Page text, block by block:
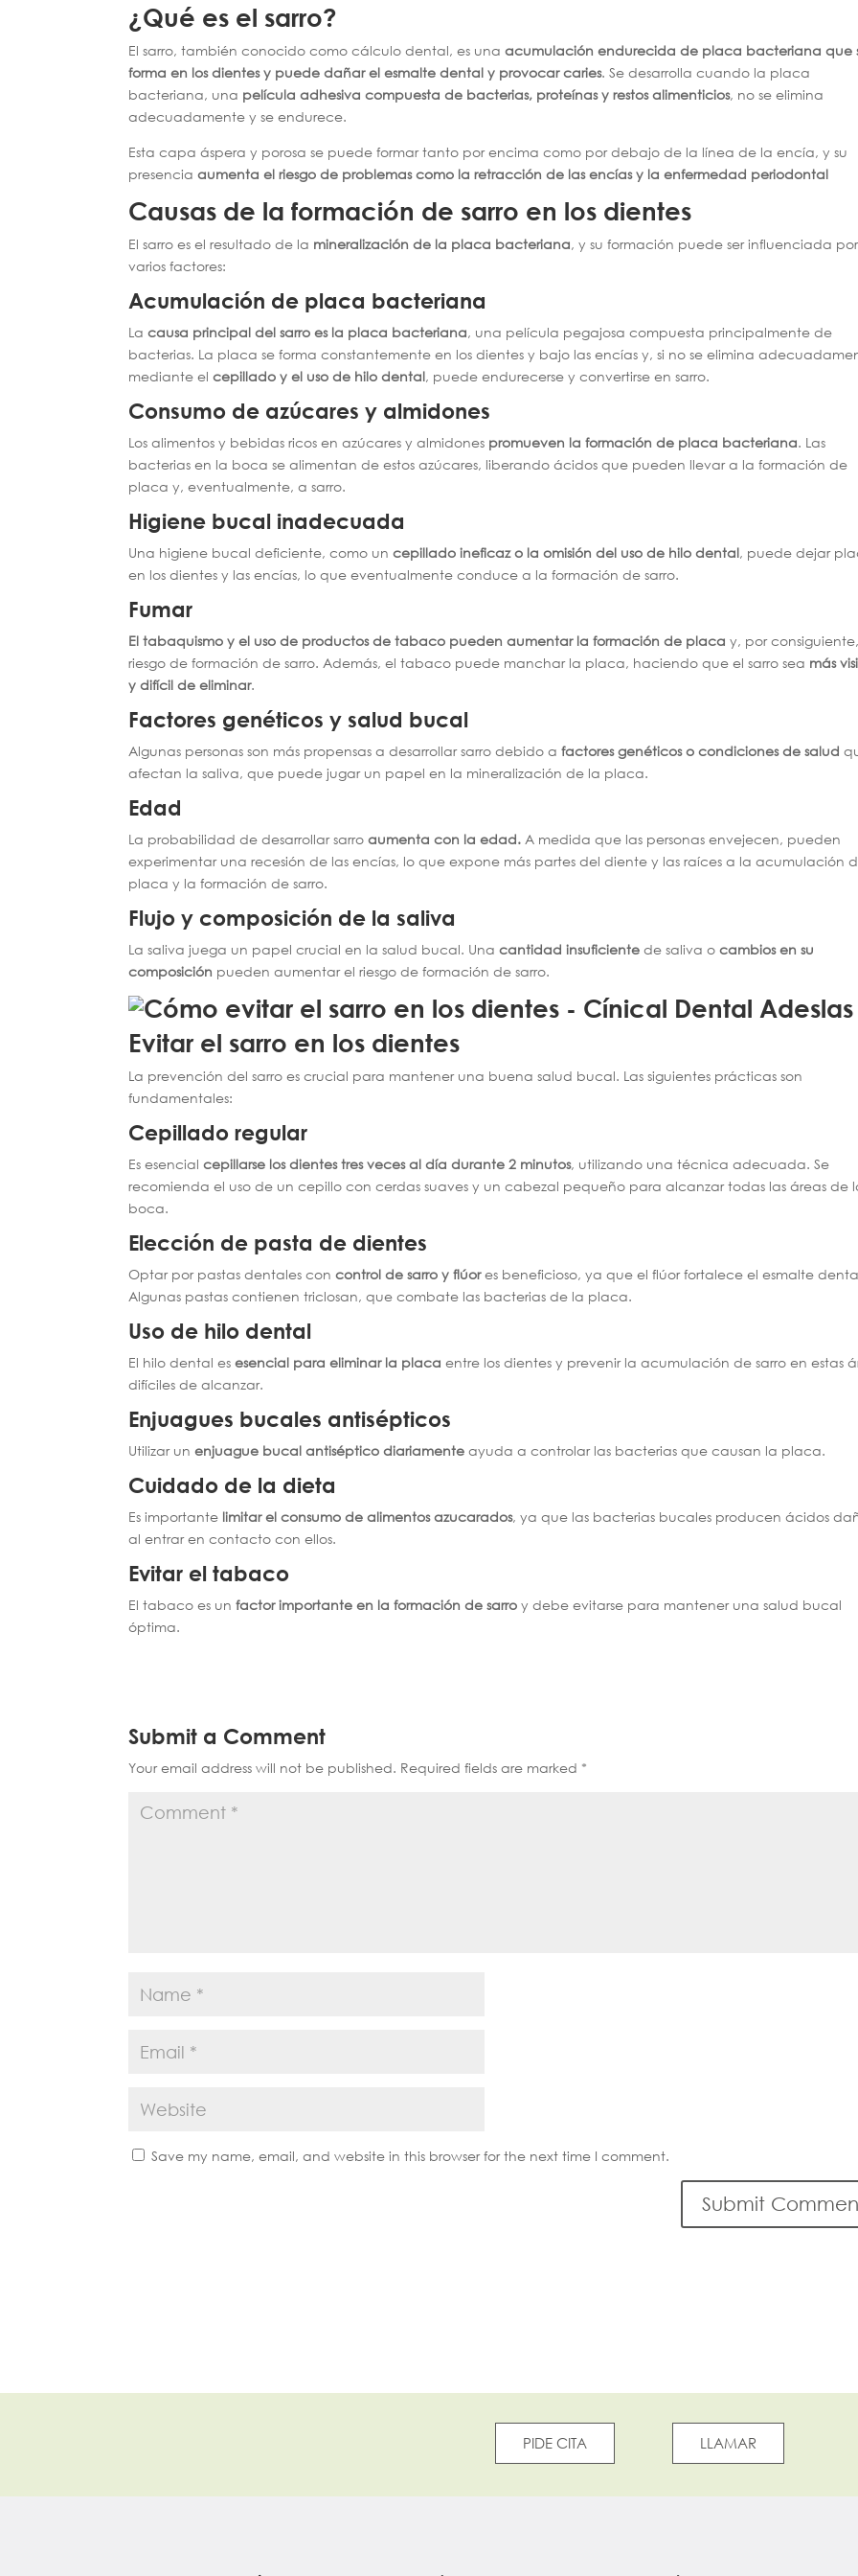
¿Qué es el sarro?
El sarro, también conocido como cálculo dental, es unaacumulación endurecida de placa bacteriana que
forma en los dientes y puede dañar el esmalte dental y provocar caries. Se desarrolla cuando la placa
bacteriana, una película adhesiva compuesta de bacterias, proteínas y restos alimenticios, no se elimina
adecuadamente y se endurece.
Esta capa áspera y porosa se puede formar tanto por encima como por debajo de la línea de la encía, y su
presenciaaumenta el riesgo de problemas como la retracción de las encías y la enfermedad periodontal
Causas de la formación de sarro en los dientes
El sarro es el resultado de la mineralización de la placa bacteriana, y su formación puede ser influenciada por
varios factores:
Acumulación de placa bacteriana
Lacausa principal del sarro es la placa bacteriana, una película pegajosa compuesta principalmente de
bacterias. La placa se forma constantemente en los dientes y bajo las encías y, si no se elimina
mediante elcepillado y el uso de hilo dental, puede endurecerse y convertirse en sarro.
Consumo de azúcares y almidones
Los alimentos y bebidas ricos en azúcares y almidones promueven la formación de placa bacteriana. Las
bacterias en la boca se alimentan de estos azúcares, liberando ácidos que pueden llevar a la formación de
placa y, eventualmente, a sarro.
Higiene bucal inadecuada
Una higiene bucal deficiente, como uncepillado ineficaz o la omisión del uso de hilo dental, puede dejar
en los dientes y las encías, lo que eventualmente conduce a la formación de sarro.
Fumar
El tabaquismo y el uso de productos de tabaco pueden aumentar la formación de placa y, por
riesgo de formación de sarro. Además, el tabaco puede manchar la placa, haciendo que el sarro sea más
y difícil de eliminar.
Factores genéticos y salud bucal
Algunas personas son más propensas a desarrollar sarro debido afactores genéticos o condiciones de salud
afectan la saliva, que puede jugar un papel en la mineralización de la placa.
Edad
La probabilidad de desarrollar sarroaumenta con la edad. A medida que las personas envejecen, pueden
experimentar una recesión de las encías, lo que expone más partes del diente y las raíces a la acumulación
placa y la formación de sarro.
Flujo y composición de la saliva
La saliva juega un papel crucial en la salud bucal. Unacantidad insuficientede saliva o cambios en su
composición pueden aumentar el riesgo de formación de sarro.
Evitar el sarro en los dientes
La prevención del sarro es crucial para mantener una buena salud bucal. Las siguientes prácticas son
fundamentales:
Cepillado regular
Es esencialcepillarse los dientes tres veces al día durante 2 minutos, utilizando una técnica adecuada. Se
recomienda el uso de un cepillo con cerdas suaves y un cabezal pequeño para alcanzar todas las áreas de
boca.
Elección de pasta de dientes
Optar por pastas dentales concontrol de sarro y flúores beneficioso, ya que el flúor fortalece el esmalte
Algunas pastas contienen triclosan, que combate las bacterias de la placa.
Uso de hilo dental
El hilo dental esesencial para eliminar la placa entre los dientes y prevenir la acumulación de sarro en estas
difíciles de alcanzar.
Enjuagues bucales antisépticos
Utilizar unenjuague bucal antiséptico diariamente ayuda a controlar las bacterias que causan la placa.
Cuidado de la dieta
Es importante limitar el consumo de alimentos azucarados, ya que las bacterias bucales producen ácidos
al entrar en contacto con ellos.
Evitar el tabaco
El tabaco es unfactor importante en la formación de sarro y debe evitarse para mantener una salud bucal
óptima.
Submit a Comment
Your email address will not be published. Required fields are marked *
Save my name, email, and website in this browser for the next time I comment.
PIDE CITA LLAMAR